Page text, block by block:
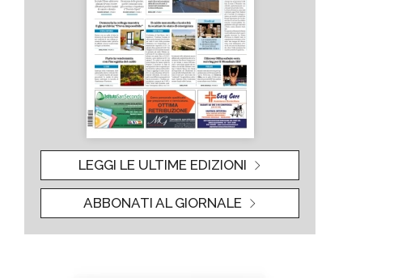
LEGGI LE ULTIME EDIZIONI
ABBONATI AL GIORNALE